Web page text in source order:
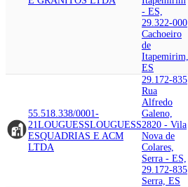
- ES,
29.322-000
Cachoeiro
de
Itapemirim,
ES
55.518.338/0001-
21 LOUGUESSLOUGUESS
ESQUADRIAS E ACM
LTDA
29.172-835
Rua
Alfredo
Galeno,
2820 - Vila
Nova de
Colares,
Serra - ES,
29.172-835
Serra, ES